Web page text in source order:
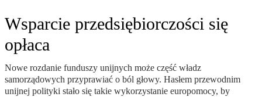
Wsparcie przedsiębiorczości się
opłaca
Nowe rozdanie funduszy unijnych może część władz
samorządowych przyprawiać o ból głowy. Hasłem przewodnim
unijnej polityki stało się takie wykorzystanie europomocy, by